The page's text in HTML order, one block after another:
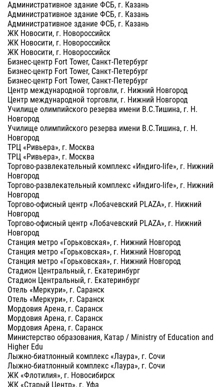
Административное здание ФСБ, г. Казань
Административное здание ФСБ, г. Казань
Административное здание ФСБ, г. Казань
ЖК Новосити, г. Новороссийск
ЖК Новосити, г. Новороссийск
ЖК Новосити, г. Новороссийск
Бизнес-центр Fort Tower, Санкт-Петербург
Бизнес-центр Fort Tower, Санкт-Петербург
Бизнес-центр Fort Tower, Санкт-Петербург
Центр международной торговли, г. Нижний Новгород
Центр международной торговли, г. Нижний Новгород
Училище олимпийского резерва имени В.С.Тишина, г. Н.
Новгород
Училище олимпийского резерва имени В.С.Тишина, г. Н.
Новгород
ТРЦ «Ривьера», г. Москва
ТРЦ «Ривьера», г. Москва
Торгово-развлекательный комплекс «Индиго-life», г. Нижний
Новгород
Торгово-развлекательный комплекс «Индиго-life», г. Нижний
Новгород
Торгово-офисный центр «Лобачевский PLAZA», г. Нижний
Новгород
Торгово-офисный центр «Лобачевский PLAZA», г. Нижний
Новгород
Станция метро «Горьковская», г. Нижний Новгород
Станция метро «Горьковская», г. Нижний Новгород
Станция метро «Горьковская», г. Нижний Новгород
Стадион Центральный, г. Екатеринбург
Стадион Центральный, г. Екатеринбург
Отель «Меркури», г. Саранск
Отель «Меркури», г. Саранск
Мордовия Арена, г. Саранск
Мордовия Арена, г. Саранск
Мордовия Арена, г. Саранск
Министерство образования, Катар / Ministry of Education and
Higher Edu
Лыжно-биатлонный комплекс «Лаура», г. Сочи
Лыжно-биатлонный комплекс «Лаура», г. Сочи
ЖК «Флотилия», г. Новосибирск
ЖК «Старый Центр», г. Уфа